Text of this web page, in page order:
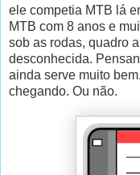
ele competia MTB lá
MTB com 8 anos e
sob as rodas, quadro
desconhecida.
ainda serve muito
chegando. Ou não.